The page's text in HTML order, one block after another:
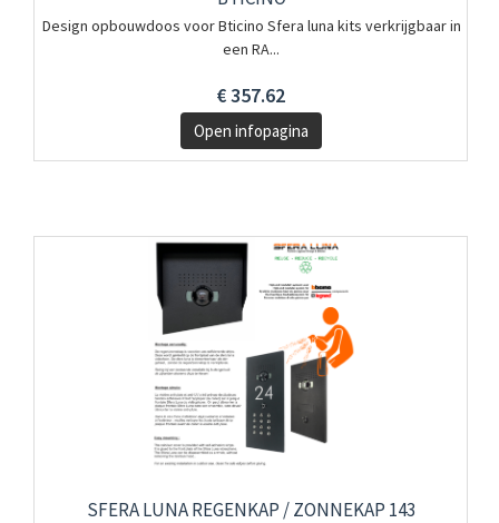
Design opbouwdoos voor Bticino Sfera luna kits verkrijgbaar in
een RA...
€ 357.62
Open infopagina
SFERA LUNA REGENKAP / ZONNEKAP 143